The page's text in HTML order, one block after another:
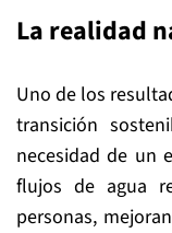
La realidad
Uno de los
transición
necesidad de un
flujos de agua
personas,